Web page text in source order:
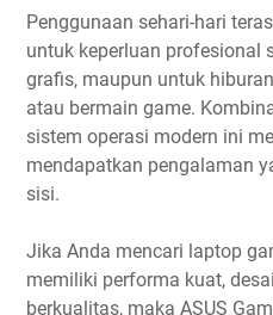
Penggunaan sehari-hari
untuk keperluan profesional
grafis, maupun untuk
atau bermain game.
sistem operasi modern ini
mendapatkan pengalaman
sisi.
Jika Anda mencari laptop
memiliki performa kuat,
berkualitas, maka ASUS